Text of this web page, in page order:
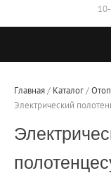
Главная / Каталог /
Электрический